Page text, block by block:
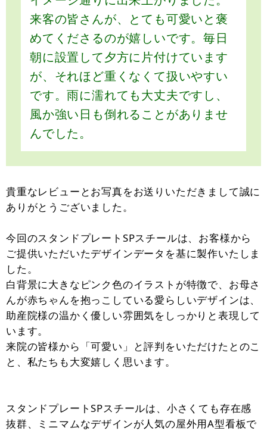
来客の皆さんが、とても可愛いと褒
めてくださるのが嬉しいです。毎日
朝に設置して夕方に片付けています
が、それほど重くなくて扱いやすい
です。雨に濡れても大丈夫ですし、
風か強い日も倒れることがありませ
んでした。
貴重なレビューとお写真をお送りいただきまして誠に
ありがとうございました。
今回のスタンドプレートSPスチールは、お客様から
ご提供いただいたデザインデータを基に製作いたしま
した。
白背景に大きなピンク色のイラストが特徴で、お母さ
んが赤ちゃんを抱っこしている愛らしいデザインは、
助産院様の温かく優しい雰囲気をしっかりと表現して
います。
来院の皆様から「可愛い」と評判をいただけたとのこ
と、私たちも大変嬉しく思います。
スタンドプレートSPスチールは、小さくても存在感
抜群、ミニマムなデザインが人気の屋外用A型看板で